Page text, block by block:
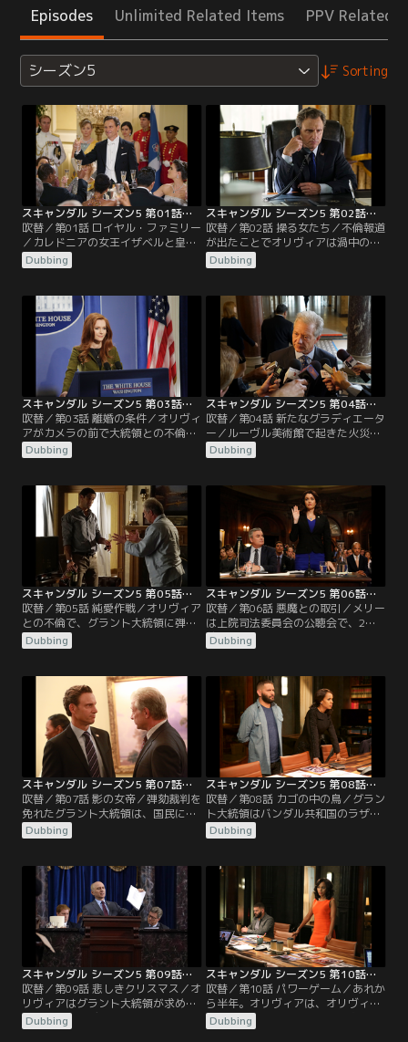
Episodes Unlimited Related Items PPV Related
シーズン5 Sorting
スキャンダル シーズン5 第01話／吹替
吹替／第01話 ロイヤル・ファミリー
／カレドニアの女王イザベルと皇太
子夫妻を迎えた晩餐会がホワイトハ
ウスで開かれる。だがその夜、皇太
女王に雇われたオリヴィアが遺体の
写真が出回らないよう画策する中、
事故現場にいたパパラッチにハッカ
ーが紛れていたことが発覚する。カ
レドニアに海軍基地を作りたいグラ
ント大統領は…。
Dubbing
スキャンダル シーズン5 第02話／吹替
吹替／第02話 操る女たち／不倫報道
が出たことでオリヴィアは渦中の人
となる。これを機に彼女との仲を公
表しようとするグラントは2人そろ
対に追われるアビーを困らせる。騒
動から距離を置きたいオリヴィア
は、新規の依頼を受けてノースカロ
ライナ州へ向かう…。
Dubbing
スキャンダル シーズン5 第03話／吹替
吹替／第03話 離婚の条件／オリヴィ
アがカメラの前で大統領との不倫を
認めたのを見てアビーはすぐ、警報
が鳴ったと嘘をつき、大統領夫妻の
リーが不倫疑惑を完全否定した収録
済みの映像も回収しようとする。孤
立無援となったメリーは、サイラス
から人生最大の目標に照準を合わせ
ろと激励され…。
Dubbing
スキャンダル シーズン5 第04話／吹替
吹替／第04話 新たなグラディエータ
ー／ルーヴル美術館で起きた火災は
ローワンが「ラザラス・ワン作戦」
を始動させたためだと考えるジェイ
かう。一方、オリヴィアは大統領を
誘惑した悪女としてマスコミのバッ
シングの的になる。クインから事務
所入りを打診されていた以前の依頼
人マーカス・ウォーターは…。
Dubbing
スキャンダル シーズン5 第05話／吹替
吹替／第05話 純愛作戦／オリヴィア
との不倫で、グラント大統領に弾劾
に値する不正行為があったかどうか
調査することを上院司法委員会が決
であらゆる資料を委員会に送って調
査を遅らせようとする。また、グラ
ント大統領にダイヤの指輪を贈られ
たことをメリーからメディアにリー
クされたオリヴィアは、庶民派とい
うイメージがご破算に…。
Dubbing
スキャンダル シーズン5 第06話／吹替
吹替／第06話 悪魔との取引／メリー
は上院司法委員会の公聴会で、2年
前にホワイトハウスの職員だったジ
ニーン・ロックにお金を払ってグラ
件を追及される。グラントは大統領
特権を行使して証言を回避。サイラ
スは、オリヴィアもグラントと結婚
すれば配偶者特権で証言を回避でき
ると進言する…。
Dubbing
スキャンダル シーズン5 第07話／吹替
吹替／第07話 影の女帝／弾劾裁判を
免れたグラント大統領は、国民に向
けたスピーチで一連の騒動を謝罪す
る。事務所に戻ったオリヴィアは、
間、大学で師事していたフランク・
ホランドに暴行されたと聞かされ驚
く。ホランドはフェミニズムの英雄
とたたえられる国民的作家で、グラ
ント大統領が大統領自由勲章を授与
していた…。
Dubbing
スキャンダル シーズン5 第08話／吹替
吹替／第08話 カゴの中の鳥／グラン
ト大統領はバンダル共和国のラザニ
大統領をホワイトハウスに迎え、核
開発合意に向けた最終調整を行なっ
を認めてくれたらバンダル共和国の
秘密の核施設の情報を教えると持ち
掛けられたオリヴィアは、事務所の
メンバーにナヴィドが言う場所を確
認させる…。
Dubbing
スキャンダル シーズン5 第09話／吹替
吹替／第09話 悲しきクリスマス／オ
リヴィアはグラント大統領が求める
ファーストレディーの役割を受け入
れてホワイトハウスでの行事をこな
Dubbing
スキャンダル シーズン5 第10話／吹替
吹替／第10話 パワーゲーム／あれか
ら半年。オリヴィアは、オリヴィ
ア・ポープ＆アソシエイツに完全復
帰した。ある日、国家安全保障局
Dubbing